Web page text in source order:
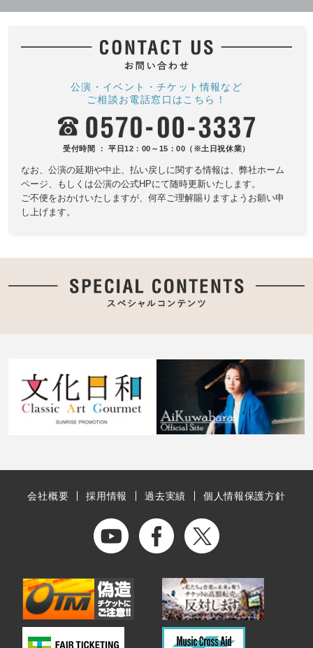
公演・イベント・チケット情報など
ご相談お電話窓口はこちら！
受付時間 ： 平日12：00～15：00（※土日祝休業）
なお、公演の延期や中止、払い戻しに関する情報は、 弊社ホーム
ページ、もしくは公演の公式HPにて随時更新いたします。
ご不便をおかけいたしますが、何卒ご理解賜りますようお願い申
し上げます。
会社概要 採用情報 過去実績 個人情報保護方針